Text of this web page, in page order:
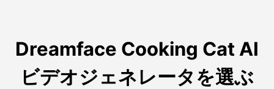
Dreamface Cooking Cat AI
ビデオジェネレータを選ぶ